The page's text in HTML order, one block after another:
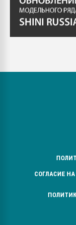
СОГЛАСИЕ